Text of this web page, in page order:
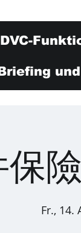
DVC-
保
Fr., 14.